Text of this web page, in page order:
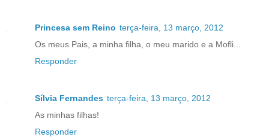
Princesa sem Reino terça-feira, 13 março, 2012
Os meus Pais, a minha filha, o meu marido e a Mofli...
Responder
Sílvia Fernandes terça-feira, 13 março, 2012
As minhas filhas!
Responder